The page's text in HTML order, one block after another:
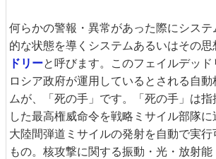
何らかの警報・異常があった際にシス
的な状態を導くシステムあるいはその思
ドリーと呼びます。このフェイルデッ
ロシア政府が運用しているとされる自
ムが、「死の手」です。「死の手」は
した最高権威命令を戦略ミサイル部隊に
大陸間弾道ミサイルの発射を自動で実行
もの。核攻撃に関する振動・光・放射